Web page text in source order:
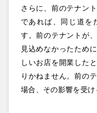
さらに、前のテナン
であれば、同じ道を
す。前のテナントが
見込めなかったため
しいお店を開業した
りかねません。前の
場合、その影響を受け